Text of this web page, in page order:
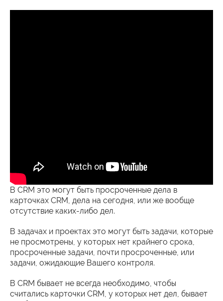
В CRM это могут быть просроченные дела в
карточках CRM, дела на сегодня, или же вообще
отсутствие каких-либо дел.
В задачах и проектах это могут быть задачи, которые
не просмотрены, у которых нет крайнего срока,
просроченные задачи, почти просроченные, или
задачи, ожидающие Вашего контроля.
В CRM бывает не всегда необходимо, чтобы
считались карточки CRM, у которых нет дел, бывает